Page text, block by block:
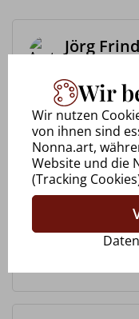
Jörg Frind
Workshop bei
lebensfroh danke
auch in den
was mich
Thema
Uwe
28.09.2025 via
Wir
Wir nutzen
von ihnen sind
Nonna.art,
Website und die
(Tracking